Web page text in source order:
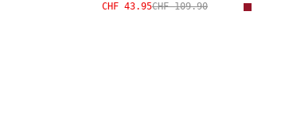
CHF 43.95CHF 109.90